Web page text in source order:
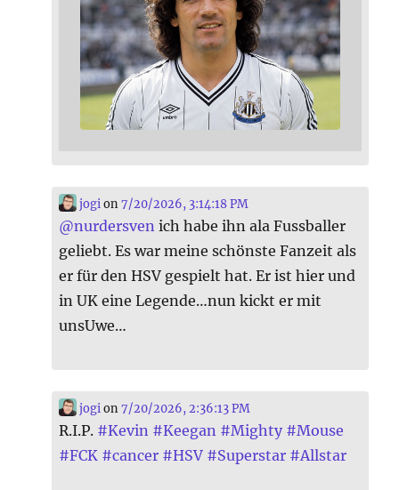
jogion7/20/2026, 3:14:18 PM
@nurdersven ich habe ihn ala Fussballer
geliebt. Es war meine schönste Fanzeit als
er für den HSV gespielt hat. Er ist hier und
in UK eine Legende…nun kickt er mit
unsUwe…
jogion7/20/2026, 2:36:13 PM
R.I.P. #Kevin #Keegan #Mighty #Mouse
#FCK #cancer #HSV #Superstar #Allstar